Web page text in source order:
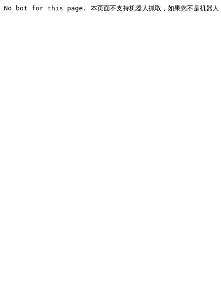
No bot for this page. 本页面不支持机器人抓取，如果您不是机器人，